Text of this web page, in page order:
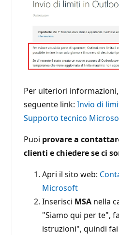
Per ulteriori
seguente link: Invio di
Supporto tecnico
Puoi provare a
clienti e chiedere se ci
Apri il sito web:
Microsoft
Inserisci MSA nella
"Siamo qui per te",
istruzioni", quindi